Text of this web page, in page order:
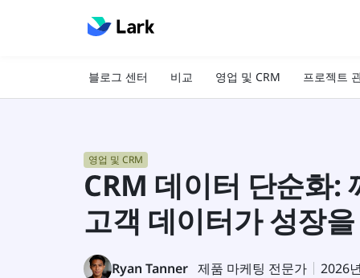
블로그 센터 비교 영업 및 CRM 프로젝트
영업 및 CRM
CRM 데이터 단순화:
고객 데이터가 성장
Ryan Tanner 제품 마케팅 전문가 2026